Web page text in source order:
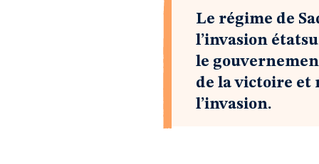
Le régime de
l’invasion
le
de la victoire et
l’invasion.